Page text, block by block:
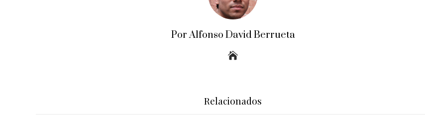
Por Alfonso David Berrueta
Relacionados